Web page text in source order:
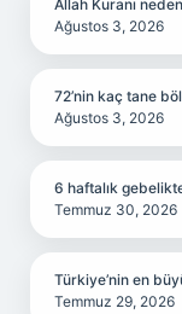
Allah Kuranı
Ağustos 3, 2026
72’nin kaç tane
Ağustos 3, 2026
6 haftalık
Temmuz 30, 2026
Türkiye’nin en
Temmuz 29, 2026